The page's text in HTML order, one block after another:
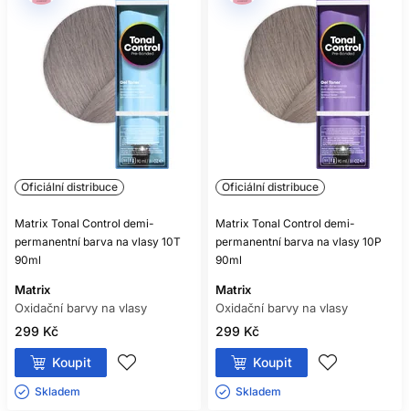
Téměř všechny ano, ale vždy se řiďte označením
konkrétního produktu.
MOHU SMÍCHAT BARVU A
OXIDANT RŮZNÝCH ZNAČEK?
Pouze pokud to výrobce výslovně povoluje; bezpečnou
volbou je kompatibilní systém jedné řady.
ZESVĚTLÍ SVĚTLÁ BARVA TMAVÉ
BARVENÉ VLASY?
Zpravidla nikoliv spolehlivě, protože oxidační barva běžně
nezesvětluje již vytvořený umělý pigment.
JE BEZAMONIAKOVÁ BARVA
NEALERGENNÍ?
Ne. I bezamoniaková oxidační barva může obsahovat
alergizující barvicí látky.
Oficiální distribuce
Matrix Tonal Control demi-
permanentní barva na vlasy 10T
90ml
Matrix
Oxidační barvy na vlasy
299 Kč
Koupit
Skladem ㅤ
Oficiální distribuce
Matrix Tonal Control demi-
permanentní barva na vlasy 10P
90ml
Matrix
Oxidační barvy na vlasy
299 Kč
Koupit
Skladem ㅤ